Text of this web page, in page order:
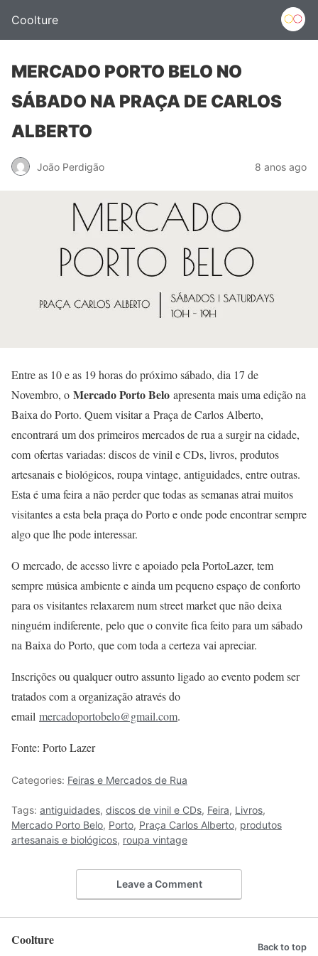
Coolture
MERCADO PORTO BELO NO
SÁBADO NA PRAÇA DE CARLOS
ALBERTO
João Perdigão 8 anos ago
Entre as 10 e as 19 horas do próximo sábado, dia 17 de
Novembro, o Mercado Porto Belo apresenta mais uma edição na
Baixa do Porto. Quem visitar a Praça de Carlos Alberto,
encontrará um dos primeiros mercados de rua a surgir na cidade,
com ofertas variadas: discos de vinil e CDs, livros, produtos
artesanais e biológicos, roupa vintage, antiguidades, entre outras.
Esta é uma feira a não perder que todas as semanas atrai muitos
visitantes a esta bela praça do Porto e onde pode encontrar sempre
algo que lhe pode interessar.
O mercado, de acesso livre e apoiado pela PortoLazer, tem
sempre música ambiente e ainda um pequeno espaço de conforto
para os visitantes relaxarem num street market que não deixa
ninguém indiferente, pelo que o convite fica feito para um sábado
na Baixa do Porto, que com toda a certeza vai apreciar.
Inscrições ou qualquer outro assunto ligado ao evento podem ser
tratados com a organização através do
email mercadoportobelo@gmail.com.
Fonte: Porto Lazer
Categories: Feiras e Mercados de Rua
Tags: antiguidades, discos de vinil e CDs, Feira, Livros,
Mercado Porto Belo, Porto, Praça Carlos Alberto, produtos
artesanais e biológicos, roupa vintage
Leave a Comment
Coolture Back to top